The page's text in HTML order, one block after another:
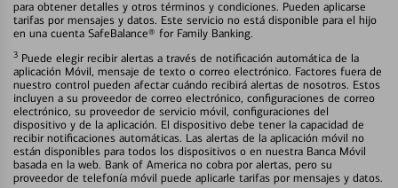
para obtener detalles y otros términos y condiciones. Pueden aplicarse
tarifas por mensajes y datos. Este servicio no está disponible para el hijo
en una cuenta SafeBalance® for Family Banking.
3 Puede elegir recibir alertas a través de notificación automática de la
aplicación Móvil, mensaje de texto o correo electrónico. Factores fuera de
nuestro control pueden afectar cuándo recibirá alertas de nosotros. Estos
incluyen a su proveedor de correo electrónico, configuraciones de correo
electrónico, su proveedor de servicio móvil, configuraciones del
dispositivo y de la aplicación. El dispositivo debe tener la capacidad de
recibir notificaciones automáticas. Las alertas de la aplicación móvil no
están disponibles para todos los dispositivos o en nuestra Banca Móvil
basada en la web. Bank of America no cobra por alertas, pero su
proveedor de telefonía móvil puede aplicarle tarifas por mensajes y datos.